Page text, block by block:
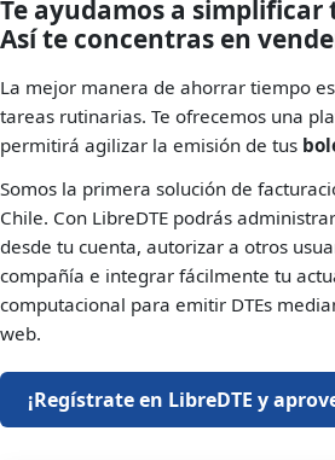
Te ayudamos a
Así te concentras en
La mejor manera de ahorrar tiempo
tareas rutinarias. Te ofrecemos una
permitirá agilizar la emisión de tus
Somos la primera solución de
Chile. Con LibreDTE podrás
desde tu cuenta, autorizar a otros
compañía e integrar fácilmente tu
computacional para emitir DTEs
web.
¡Regístrate en LibreDTE y